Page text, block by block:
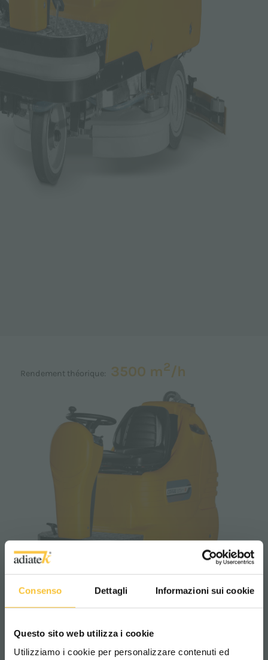
Consenso Dettagli Informazioni sui cookie
Questo sito web utilizza i cookie
Utilizziamo i cookie per personalizzare contenuti ed
Rendement théorique: 3500 m2/h
CORAL 65M II